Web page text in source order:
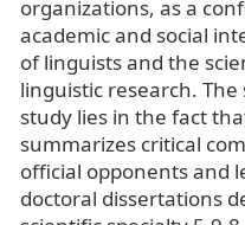
organizations, as a
academic and social
of linguists and the
linguistic research.
study lies in the fact
summarizes critical
official opponents and
doctoral dissertations